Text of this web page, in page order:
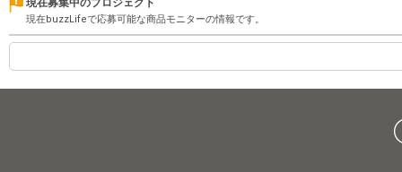
現在募集中のプロジェクト
現在buzzLifeで応募可能な商品モニターの情報です。